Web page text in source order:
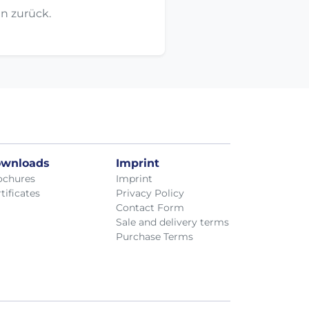
zurück.
Imprint
Imprint
Privacy Policy
Contact Form
Sale and delivery terms
Purchase Terms